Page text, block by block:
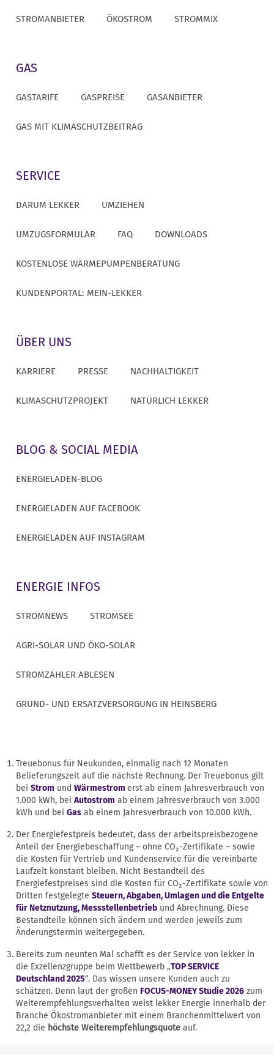
STROMANBIETER ÖKOSTROM STROMMIX
GAS
GASTARIFE GASPREISE GASANBIETER
GAS MIT KLIMASCHUTZBEITRAG
SERVICE
DARUM LEKKER UMZIEHEN
UMZUGSFORMULAR FAQ DOWNLOADS
KOSTENLOSE WÄRMEPUMPENBERATUNG
KUNDENPORTAL: MEIN-LEKKER
ÜBER UNS
KARRIERE PRESSE NACHHALTIGKEIT
KLIMASCHUTZPROJEKT NATÜRLICH LEKKER
BLOG & SOCIAL MEDIA
ENERGIELADEN-BLOG
ENERGIELADEN AUF FACEBOOK
ENERGIELADEN AUF INSTAGRAM
ENERGIE INFOS
STROMNEWS STROMSEE
AGRI-SOLAR UND ÖKO-SOLAR
STROMZÄHLER ABLESEN
GRUND- UND ERSATZVERSORGUNG IN HEINSBERG
Treuebonus für Neukunden, einmalig nach 12 Monaten
Belieferungszeit auf die nächste Rechnung. Der Treuebonus gilt
bei Strom und Wärmestrom erst ab einem Jahresverbrauch von
1.000 kWh, bei Autostrom ab einem Jahresverbrauch von 3.000
kWh und bei Gas ab einem Jahresverbrauch von 10.000 kWh.
Der Energiefestpreis bedeutet, dass der arbeitspreisbezogene
Anteil der Energiebeschaffung – ohne CO₂-Zertifikate – sowie
die Kosten für Vertrieb und Kundenservice für die vereinbarte
Laufzeit konstant bleiben. Nicht Bestandteil des
Energiefestpreises sind die Kosten für CO₂-Zertifikate sowie von
Dritten festgelegte Steuern, Abgaben, Umlagen und die Entgelte
für Netznutzung, Messstellenbetrieb und Abrechnung. Diese
Bestandteile können sich ändern und werden jeweils zum
Änderungstermin weitergegeben.
Bereits zum neunten Mal schafft es der Service von lekker in
die Exzellenzgruppe beim Wettbewerb „TOP SERVICE
Deutschland 2025“. Das wissen unsere Kunden auch zu
schätzen. Denn laut der großen FOCUS-MONEY Studie 2026 zum
Weiterempfehlungsverhalten weist lekker Energie innerhalb der
Branche Ökostromanbieter mit einem Branchenmittelwert von
22,2 die höchste Weiterempfehlungsquote auf.